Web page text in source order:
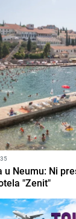
Neumu: Ni
"Zenit"